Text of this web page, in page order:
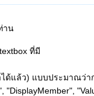
าน
ที่มี
ด้แล้ว) แบบประมาณว่า
"DisplayMember",